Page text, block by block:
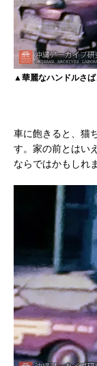
▲華麗なハンドルさば
車に飽きると、猫
す。家の前とはい
ならではかもしれ